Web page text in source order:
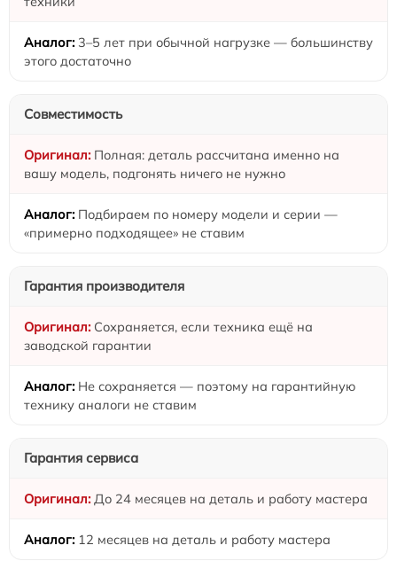
3–5 лет при обычной нагрузке — большинству
этого достаточно
Совместимость
Полная: деталь рассчитана именно на
вашу модель, подгонять ничего не нужно
Подбираем по номеру модели и серии —
«примерно подходящее» не ставим
Гарантия производителя
Сохраняется, если техника ещё на
заводской гарантии
Не сохраняется — поэтому на гарантийную
технику аналоги не ставим
Гарантия сервиса
До 24 месяцев на деталь и работу мастера
12 месяцев на деталь и работу мастера